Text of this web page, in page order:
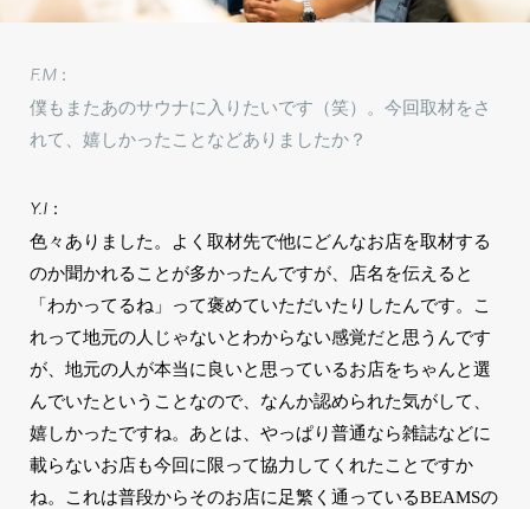
F.M：
僕もまたあのサウナに入りたいです（笑）。今回取材をさ
れて、嬉しかったことなどありましたか？
Y.I：
色々ありました。よく取材先で他にどんなお店を取材する
のか聞かれることが多かったんですが、店名を伝えると
「わかってるね」って褒めていただいたりしたんです。こ
れって地元の人じゃないとわからない感覚だと思うんです
が、地元の人が本当に良いと思っているお店をちゃんと選
んでいたということなので、なんか認められた気がして、
嬉しかったですね。あとは、やっぱり普通なら雑誌などに
載らないお店も今回に限って協力してくれたことですか
ね。これは普段からそのお店に足繁く通っているBEAMSの